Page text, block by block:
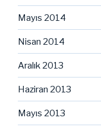
Mayıs 2014
Nisan 2014
Aralık 2013
Haziran 2013
Mayıs 2013